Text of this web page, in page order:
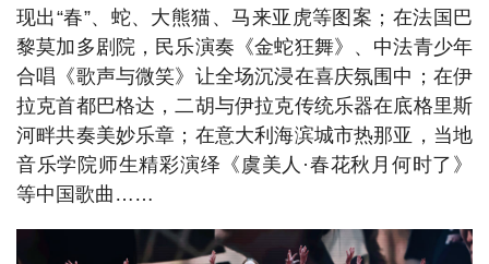
现出“春”、蛇、大熊猫、马来亚虎等图案；在法国巴
黎莫加多剧院，民乐演奏《金蛇狂舞》、中法青少年
合唱《歌声与微笑》让全场沉浸在喜庆氛围中；在伊
拉克首都巴格达，二胡与伊拉克传统乐器在底格里斯
河畔共奏美妙乐章；在意大利海滨城市热那亚，当地
音乐学院师生精彩演绎《虞美人·春花秋月何时了》
等中国歌曲……